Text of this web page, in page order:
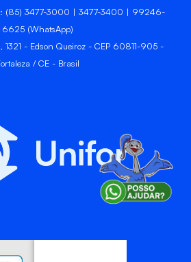
(85) 3477-3000 | 3477-3400 | 99246-
6625 (WhatsApp)
1321 - Edson Queiroz - CEP 60811-905 -
/ CE - Brasil